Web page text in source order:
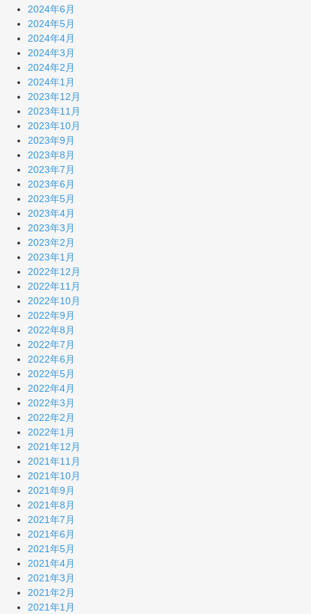
2024年6月
2024年5月
2024年4月
2024年3月
2024年2月
2024年1月
2023年12月
2023年11月
2023年10月
2023年9月
2023年8月
2023年7月
2023年6月
2023年5月
2023年4月
2023年3月
2023年2月
2023年1月
2022年12月
2022年11月
2022年10月
2022年9月
2022年8月
2022年7月
2022年6月
2022年5月
2022年4月
2022年3月
2022年2月
2022年1月
2021年12月
2021年11月
2021年10月
2021年9月
2021年8月
2021年7月
2021年6月
2021年5月
2021年4月
2021年3月
2021年2月
2021年1月